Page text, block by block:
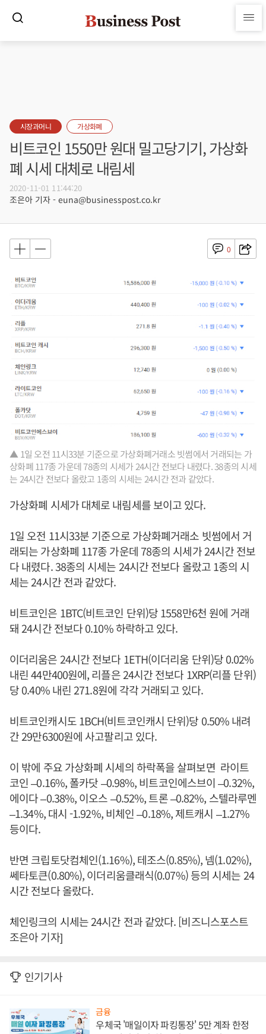
시장과머니 가상화폐
비트코인 1550만 원대 밀고당기기, 가상화
폐 시세 대체로 내림세
2020-11-01 11:44:20
조은아 기자 - euna@businesspost.co.kr
0
▲ 1일 오전 11시33분 기준으로 가상화폐거래소 빗썸에서 거래되는 가
상화폐 117종 가운데 78종의 시세가 24시간 전보다 내렸다. 38종의 시세
는 24시간 전보다 올랐고 1종의 시세는 24시간 전과 같았다.
가상화폐 시세가 대체로 내림세를 보이고 있다.
1일 오전 11시33분 기준으로 가상화폐거래소 빗썸에서 거
래되는 가상화폐 117종 가운데 78종의 시세가 24시간 전보
다 내렸다. 38종의 시세는 24시간 전보다 올랐고 1종의 시
세는 24시간 전과 같았다.
비트코인은 1BTC(비트코인 단위)당 1558만6천 원에 거래
돼 24시간 전보다 0.10% 하락하고 있다.
이더리움은 24시간 전보다 1ETH(이더리움 단위)당 0.02%
내린 44만400원에, 리플은 24시간 전보다 1XRP(리플 단위)
당 0.40% 내린 271.8원에 각각 거래되고 있다.
비트코인캐시도 1BCH(비트코인캐시 단위)당 0.50% 내려
간 29만6300원에 사고팔리고 있다.
이 밖에 주요 가상화폐 시세의 하락폭을 살펴보면 라이트
코인 –0.16%, 폴카닷 –0.98%, 비트코인에스브이 –0.32%,
에이다 –0.38%, 이오스 –0.52%, 트론 –0.82%, 스텔라루멘
–1.34%, 대시 -1.92%, 비체인 –0.18%, 제트캐시 –1.27%
등이다.
반면 크립토닷컴체인(1.16%), 테조스(0.85%), 넴(1.02%),
쎄타토큰(0.80%), 이더리움클래식(0.07%) 등의 시세는 24
시간 전보다 올랐다.
체인링크의 시세는 24시간 전과 같았다. [비즈니스포스트
조은아 기자]
인기기사
금융
우체국 '매일이자 파킹통장' 5만 계좌 한정